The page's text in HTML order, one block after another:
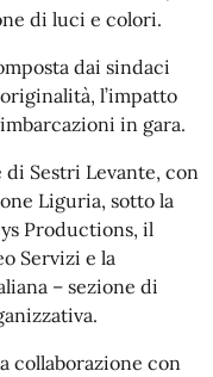
di luci e colori.
dai sindaci
l’impatto
in gara.
di Sestri Levante, con
Liguria, sotto la
Productions, il
Servizi e la
– sezione di
collaborazione con